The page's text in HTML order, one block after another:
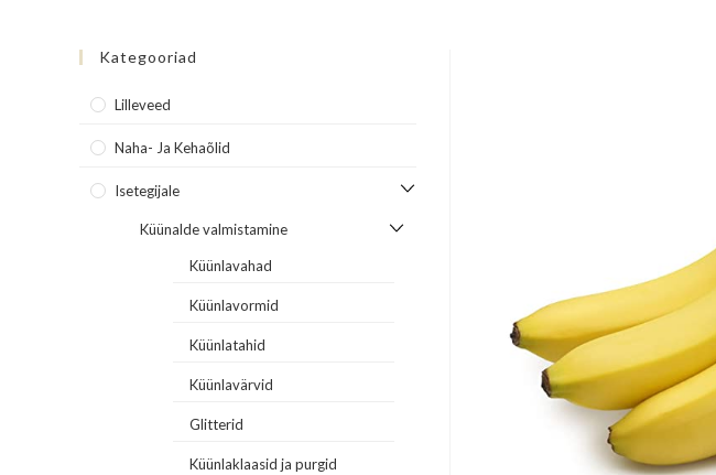
Kategooriad
Lilleveed
Naha- Ja Kehaõlid
Isetegijale
Küünalde valmistamine
Küünlavahad
Küünlavormid
Küünlatahid
Küünlavärvid
Glitterid
Küünlaklaasid ja purgid